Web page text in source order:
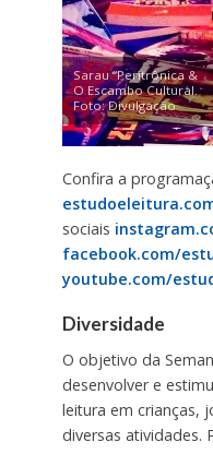
Sarau “Peritrônica &
O Escambo Cultural.
Foto: Divulgação
Confira a
sociais
facebook.com/
youtube.com/
Diversidade
O objetivo da
desenvolver e
leitura em crianças,
diversas atividades.